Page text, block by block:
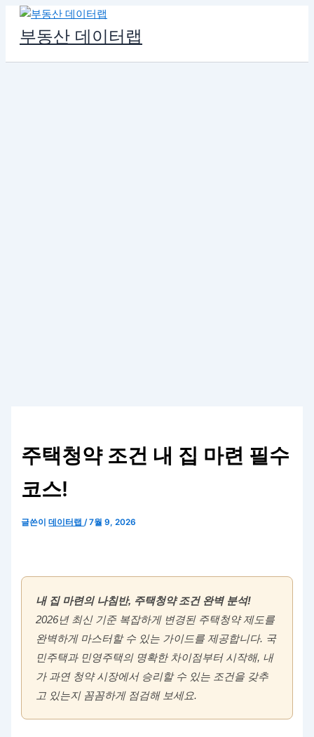
로
부동산 데이터랩
주택청약 조건 내 집 마련 필수
코스!
글쓴이데이터랩/7월 9, 2026
내 집 마련의 나침반, 주택청약 조건 완벽 분석!
2026년 최신 기준 복잡하게 변경된 주택청약 제도를
완벽하게 마스터할 수 있는 가이드를 제공합니다. 국
민주택과 민영주택의 명확한 차이점부터 시작해, 내
가 과연 청약 시장에서 승리할 수 있는 조건을 갖추
고 있는지 꼼꼼하게 점검해 보세요.